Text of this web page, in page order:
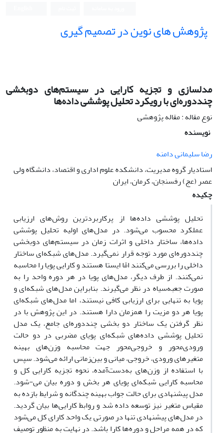
پژوهش های نوین در تصمیم گیری
مدلسازی و تجزیه کارایی در سیستم‌های دوبخشی
چنددوره‌ای با رویکرد تحلیل پوششی داده‌ها
نوع مقاله : مقاله پژوهشی
نویسنده
رضا سلیمانی دامنه
استادیار گروه مدیریت، دانشکده علوم اداری و اقتصاد، دانشگاه ولی
عصر (عج) رفسنجان، کرمان، ایران
چکیده
تحلیل پوششی داده‌ها از پرکاربردترین روش‌های ارزیابی
عملکرد محسوب می‌شود. در مدل‌های اولیه تحلیل پوششی
داده‌ها، ساختار داخلی و اثرات زمان در سیستم‌های دوبخشی
چنددوره‌ای مورد توجه قرار نمی‌گیرد. مدل‌های شبکه‌ای ساختار
داخلی را بررسی می‌کنند امّا ایستا هستند و کارایی پویا را محاسبه
نمی‌کنند. از طرف دیگر، مدل‌های پویا در هر دوره واحد را به
صورت جعبه‌سیاه در نظر می‌گیرند. بنابراین مدل‌های شبکه‌ای و
پویا به تنهایی برای ارزیابی کافی نیستند، اما مدل‌های شبکه‌ای
پویا هر دو مزیت را همزمان دارا هستند. در این پژوهش با در
نظر گرفتن یک ساختار دو بخشی چنددوره‌ای جامع، یک مدل
تحلیل پوششی داده‌های شبکه‌ای پویای مضربی در دو حالت
ورودی‌محور و خروجی‌محور جهت محاسبه وزن‌های بهینه
متغیرهای ورودی، خروجی، میانی و بین‌زمانی ارائه می‌شود. سپس
با استفاده از وزن‌های به‌دست‌آمده، نحوه تجزیه کارایی کل و
محاسبه کارایی شبکه‌ای پویای هر بخش و دوره بیان می-شود.
مدل پیشنهادی برای حالت جواب بهینه چندگانه و شرایط بازده به
مقیاس متغیر نیز توسعه داده شد و روابط کارایی‌ها بیان گردید.
در مدل‌های پیشنهادی تنها در صورتی یک واحد کارای کل می‌شود
که در همه مراحل و دوره‌ها کارا باشد. در نهایت به منظور توصیف